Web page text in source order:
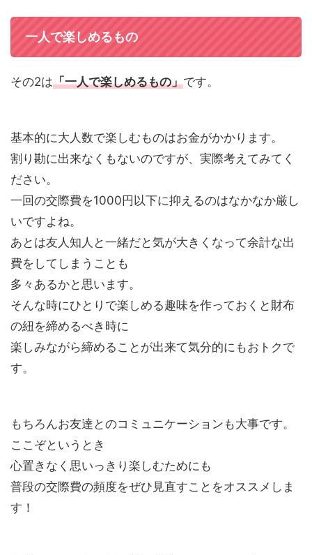
一人で楽しめるもの
その2は「一人で楽しめるもの」です。
基本的に大人数で楽しむものはお金がかかります。
割り勘に出来なくもないのですが、実際考えてみてく
ださい。
一回の交際費を1000円以下に抑えるのはなかなか厳し
いですよね。
あとは友人知人と一緒だと気が大きくなって余計な出
費をしてしまうことも
多々あるかと思います。
そんな時にひとりで楽しめる趣味を作っておくと財布
の紐を締めるべき時に
楽しみながら締めることが出来て気分的にもおトクで
す。
もちろんお友達とのコミュニケーションも大事です。
ここぞというとき
心置きなく思いっきり楽しむためにも
普段の交際費の頻度をぜひ見直すことをオススメしま
す！